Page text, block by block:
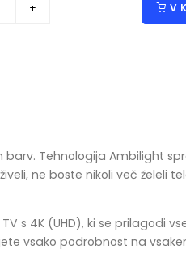
V
Tehnologija Ambilight
ne boste nikoli več želeli
s 4K (UHD), ki se prilagodi
vsako podrobnost na